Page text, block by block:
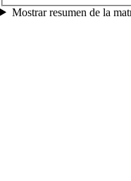
Mostrar resumen de la